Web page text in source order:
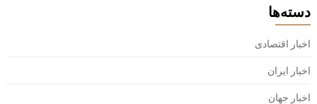
دسته‌ها
اخبار اقتصادی
اخبار ایران
اخبار جهان